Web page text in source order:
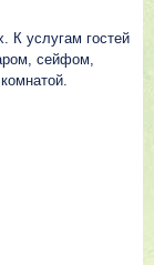
К услугам гостей
сейфом,